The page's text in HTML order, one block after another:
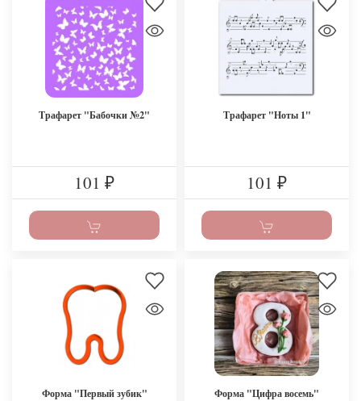
Трафарет "Бабочки №2"
101 ₽
Трафарет "Ноты 1"
101 ₽
Форма "Первый зубик" Форма "Цифра восемь"